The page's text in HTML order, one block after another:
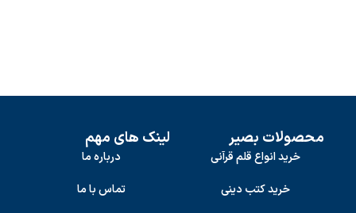
محصولات بصیر
خرید انواع قلم قرآنی
خرید کتب دینی
لینک های مهم
درباره ما
تماس با ما